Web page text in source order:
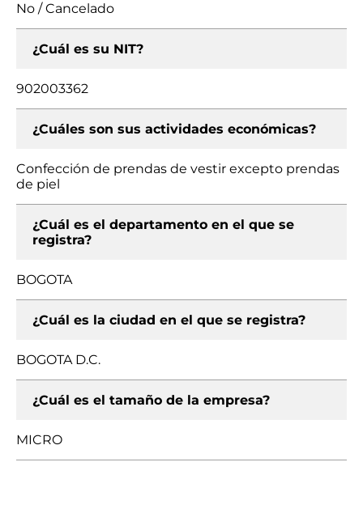
No / Cancelado
¿Cuál es su NIT?
902003362
¿Cuáles son sus actividades económicas?
Confección de prendas de vestir excepto prendas
de piel
¿Cuál es el departamento en el que se
registra?
BOGOTA
¿Cuál es la ciudad en el que se registra?
BOGOTA D.C.
¿Cuál es el tamaño de la empresa?
MICRO